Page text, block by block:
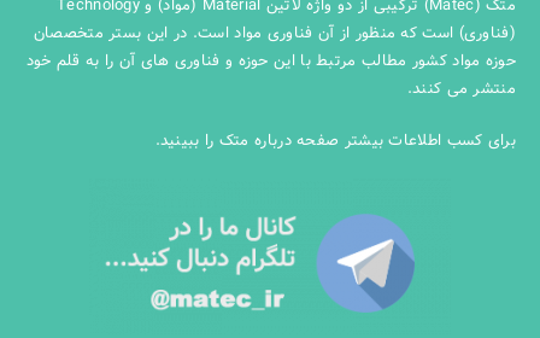
متک (Matec) ترکیبی از دو واژه لاتین Material (مواد) و Technology
(فناوری) است که منظور از آن فناوری مواد است. در این بستر متخصصان
حوزه مواد کشور مطالب مرتبط با این حوزه و فناوری های آن را به قلم خود
منتشر می کنند.
برای کسب اطلاعات بیشتر صفحهدرباره متک را ببینید.